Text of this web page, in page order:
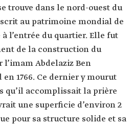
trouve dans le nord-ouest du
au patrimoine mondial de
à l’entrée du quartier. Elle fut
de la construction du
Abdelaziz Ben
1766. Ce dernier y mourut
qu’il accomplissait la prière
une superficie d’environ 2
pour sa structure solide et sa